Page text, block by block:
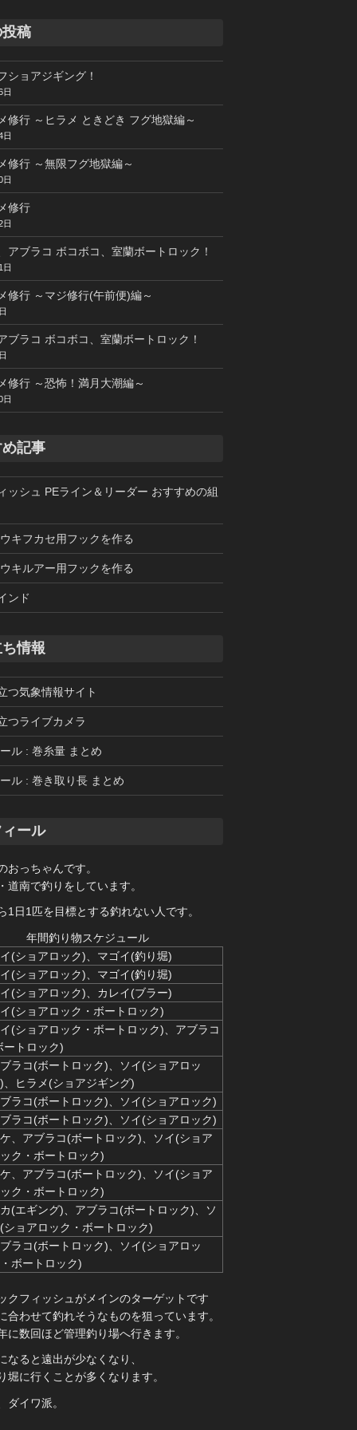
稿
ショアジギング！
日
修行 ～ヒラメ ときどき フグ地獄編～
日
修行 ～無限フグ地獄編～
日
修行
日
アブラコ ボコボコ、室蘭ボートロック！
日
修行 ～マジ修行(午前便)編～
ブラコ ボコボコ、室蘭ボートロック！
修行 ～恐怖！満月大潮編～
日
記事
ッシュ PEライン＆リーダー おすすめの組
キフカセ用フックを作る
キルアー用フックを作る
ンド
情報
つ気象情報サイト
つライブカメラ
ル : 巻糸量 まとめ
ル : 巻き取り長 まとめ
ール
おっちゃんです。
道南で釣りをしています。
1日1匹を目標とする釣れない人です。
年間釣り物スケジュール
(ショアロック)、マゴイ(釣り堀)
(ショアロック)、マゴイ(釣り堀)
(ショアロック)、カレイ(ブラー)
(ショアロック・ボートロック)
(ショアロック・ボートロック)、アブラコ
ートロック)
ラコ(ボートロック)、ソイ(ショアロッ
、ヒラメ(ショアジギング)
ラコ(ボートロック)、ソイ(ショアロック)
ラコ(ボートロック)、ソイ(ショアロック)
、アブラコ(ボートロック)、ソイ(ショア
ク・ボートロック)
、アブラコ(ボートロック)、ソイ(ショア
ク・ボートロック)
(エギング)、アブラコ(ボートロック)、ソ
ショアロック・ボートロック)
ラコ(ボートロック)、ソイ(ショアロッ
ボートロック)
クフィッシュがメインのターゲットです
合わせて釣れそうなものを狙っています。
に数回ほど管理釣り場へ行きます。
なると遠出が少なくなり、
堀に行くことが多くなります。
ダイワ派。